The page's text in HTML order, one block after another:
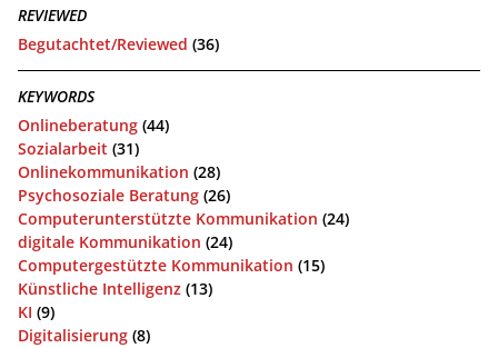
REVIEWED
Begutachtet/Reviewed (36)
KEYWORDS
Onlineberatung (44)
Sozialarbeit (31)
Onlinekommunikation (28)
Psychosoziale Beratung (26)
Computerunterstützte Kommunikation (24)
digitale Kommunikation (24)
Computergestützte Kommunikation (15)
Künstliche Intelligenz (13)
KI (9)
Digitalisierung (8)